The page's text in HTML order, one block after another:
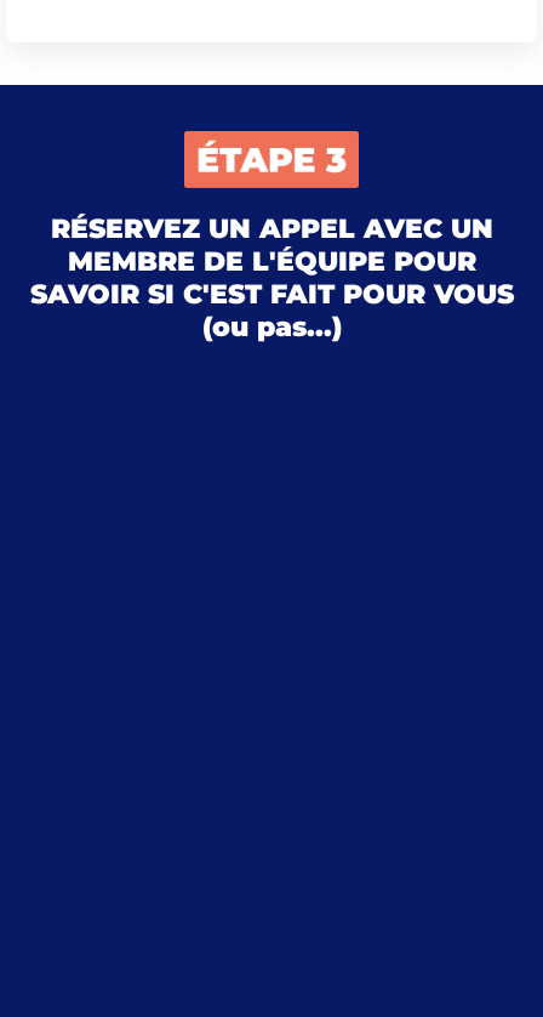
RÉSERVEZ UN APPEL AVEC UN
MEMBRE DE L'ÉQUIPE POUR
SAVOIR SI C'EST FAIT POUR VOUS
(ou pas...)